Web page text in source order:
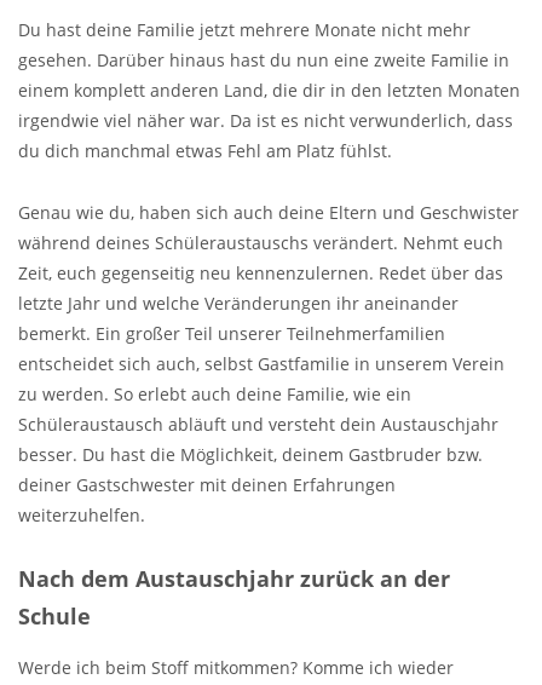
Du hast deine Familie jetzt mehrere Monate nicht mehr
gesehen. Darüber hinaus hast du nun eine zweite Familie in
einem komplett anderen Land, die dir in den letzten Monaten
irgendwie viel näher war. Da ist es nicht verwunderlich, dass
du dich manchmal etwas Fehl am Platz fühlst.
Genau wie du, haben sich auch deine Eltern und Geschwister
während deines Schüleraustauschs verändert. Nehmt euch
Zeit, euch gegenseitig neu kennenzulernen. Redet über das
letzte Jahr und welche Veränderungen ihr aneinander
bemerkt. Ein großer Teil unserer Teilnehmerfamilien
entscheidet sich auch, selbst Gastfamilie in unserem Verein
zu werden. So erlebt auch deine Familie, wie ein
Schüleraustausch abläuft und versteht dein Austauschjahr
besser. Du hast die Möglichkeit, deinem Gastbruder bzw.
deiner Gastschwester mit deinen Erfahrungen
weiterzuhelfen.
Nach dem Austauschjahr zurück an der
Schule
Werde ich beim Stoff mitkommen? Komme ich wieder